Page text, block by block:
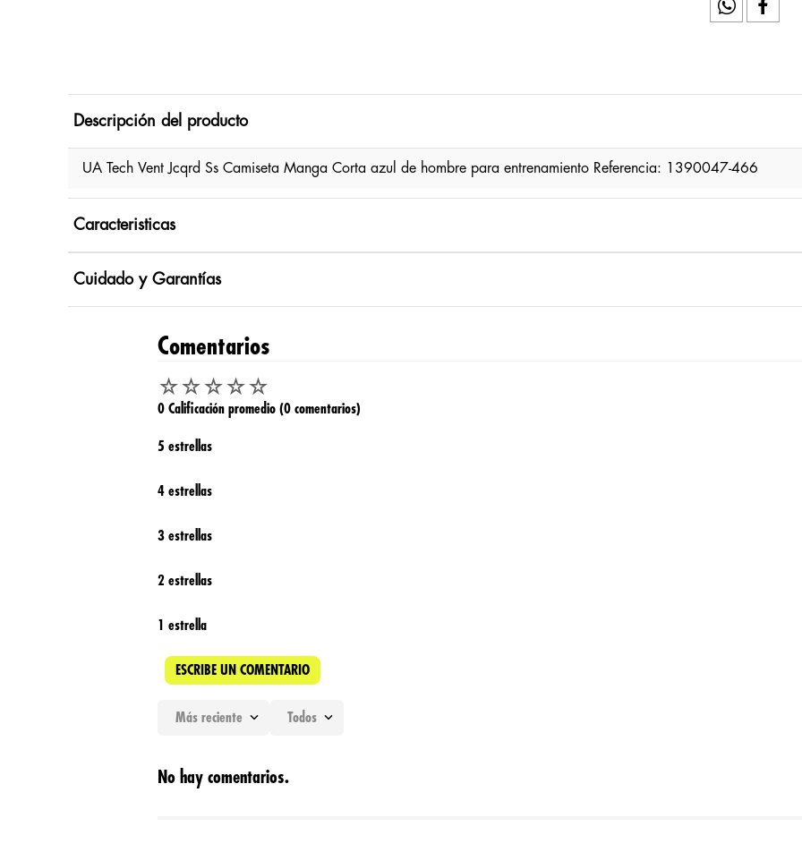
Descripción del producto
UA Tech Vent Jcqrd Ss Camiseta Manga Corta azul de hombre para entrenamiento Referencia: 1390047-466
Caracteristicas
Cuidado y Garantías
Comentarios
☆☆☆☆☆
0 Calificación promedio (0 comentarios)
5 estrellas
4 estrellas
3 estrellas
2 estrellas
1 estrella
ESCRIBE UN COMENTARIO
Más reciente Todos
No hay comentarios.